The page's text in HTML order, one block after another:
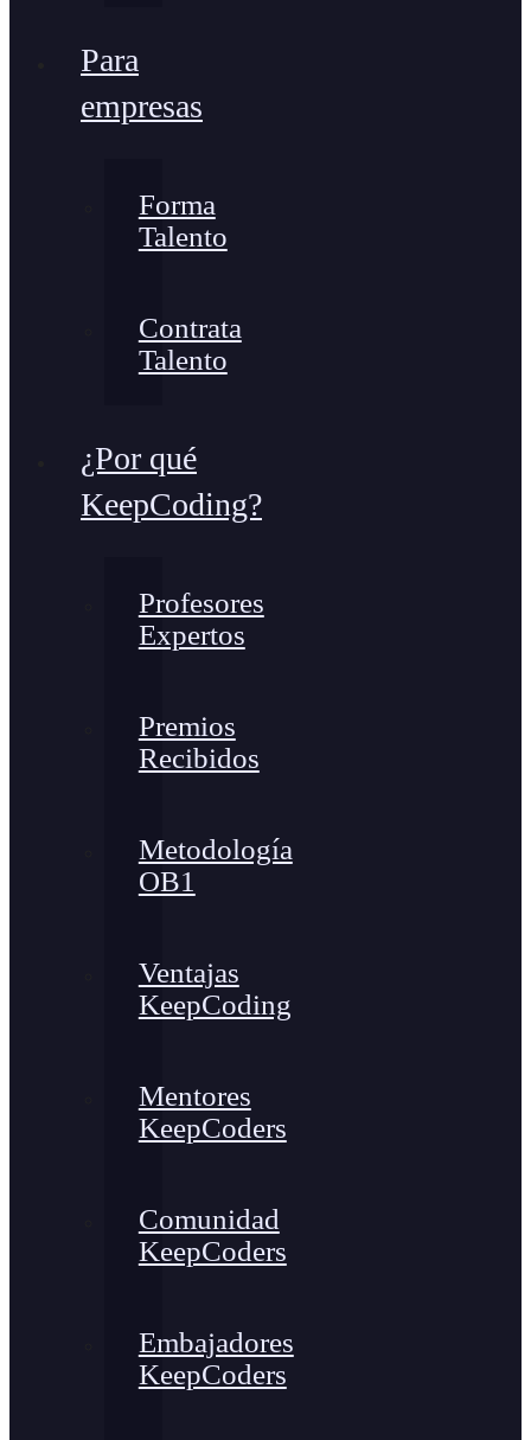
Para
empresas
Forma
Talento
Contrata
Talento
¿Por qué
KeepCoding?
Profesores
Expertos
Premios
Recibidos
Metodología
OB1
Ventajas
KeepCoding
Mentores
KeepCoders
Comunidad
KeepCoders
Embajadores
KeepCoders